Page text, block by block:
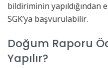
bildiriminin
SGK’ya başvurulabilir.
Doğum Raporu
Yapılır?